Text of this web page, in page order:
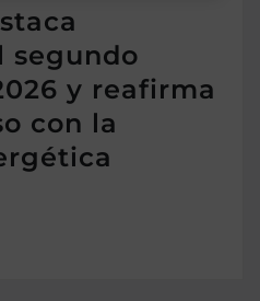
segundo
y reafirma
con la